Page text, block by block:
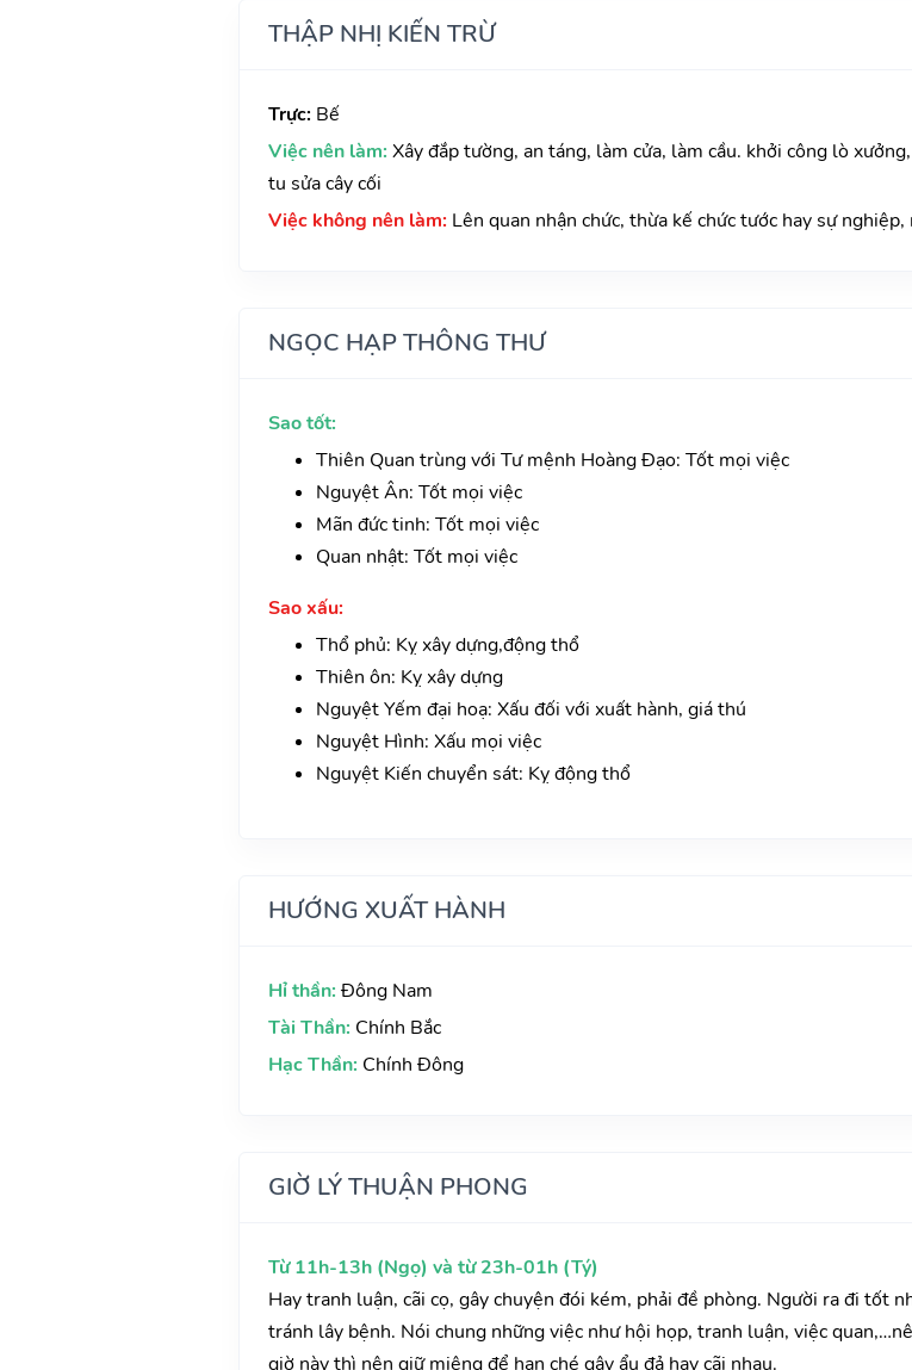
THẬP NHỊ KIẾN TRỪ
Trực: Bế
Việc nên làm: Xây đắp tường, an táng, làm cửa, làm cầu. khởi công lò
tu sửa cây cối
Việc không nên làm: Lên quan nhận chức, thừa kế chức tước hay sự
NGỌC HẠP THÔNG THƯ
Sao tốt:
Thiên Quan trùng với Tư mệnh Hoàng Đạo: Tốt mọi việc
Nguyệt Ân: Tốt mọi việc
Mãn đức tinh: Tốt mọi việc
Quan nhật: Tốt mọi việc
Sao xấu:
Thổ phủ: Kỵ xây dựng,động thổ
Thiên ôn: Kỵ xây dựng
Nguyệt Yếm đại hoạ: Xấu đối với xuất hành, giá thú
Nguyệt Hình: Xấu mọi việc
Nguyệt Kiến chuyển sát: Kỵ động thổ
HƯỚNG XUẤT HÀNH
Hỉ thần: Đông Nam
Tài Thần: Chính Bắc
Hạc Thần: Chính Đông
GIỜ LÝ THUẬN PHONG
Từ 11h-13h (Ngọ) và từ 23h-01h (Tý)
Hay tranh luận, cãi cọ, gây chuyện đói kém, phải đề phòng. Người ra đi tốt
tránh lây bệnh. Nói chung những việc như hội họp, tranh luận, việc
giờ này thì nên giữ miệng để hạn ché gây ẩu đả hay cãi nhau.